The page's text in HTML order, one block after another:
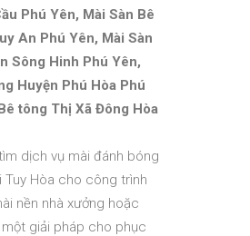
Phú Yên, Mài Sàn Bê
An Phú Yên, Mài Sàn
Sông Hinh Phú Yên,
Huyện Phú Hòa Phú
tông Thị Xã Đông Hòa
dịch vụ mài đánh bóng
Hòa cho công trình
nền nhà xưởng hoặc
giải pháp cho phục